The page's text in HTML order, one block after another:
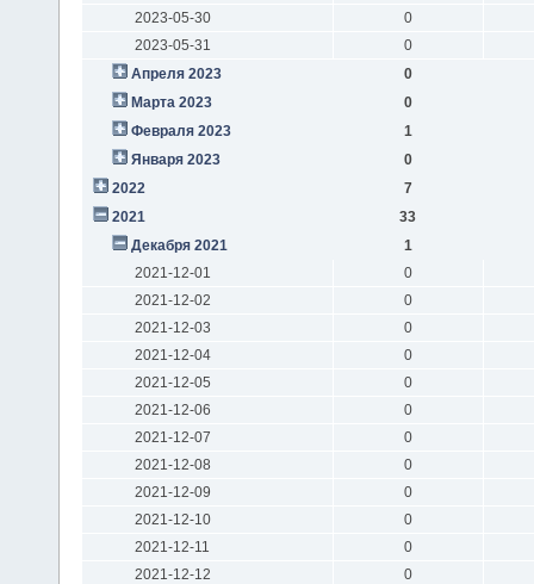
2023-05-30
0
2023-05-31
0
Апреля 2023
0
Марта 2023
0
Февраля 2023
1
Января 2023
0
2022
7
2021
33
Декабря 2021
1
2021-12-01
0
2021-12-02
0
2021-12-03
0
2021-12-04
0
2021-12-05
0
2021-12-06
0
2021-12-07
0
2021-12-08
0
2021-12-09
0
2021-12-10
0
2021-12-11
0
2021-12-12
0